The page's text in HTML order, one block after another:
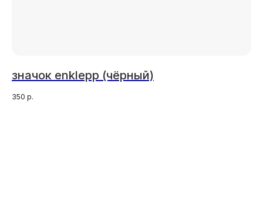
значок enklepp (чёрный)
350 р.